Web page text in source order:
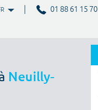
01 88 61 15 70
Neuilly-